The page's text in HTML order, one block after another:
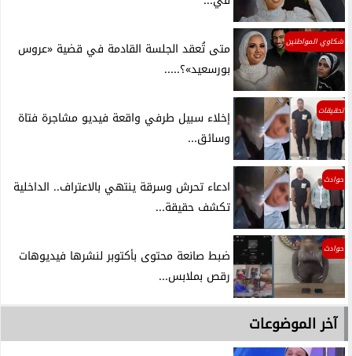
شكاوي المواطنين
متى تُعقد الجلسة القادمة في قضية «عروس
بورسعيد»؟.....
تحقيقات
إخلاء سبيل طرفي واقعة فيديو مشاجرة فتاة
وسائق...
حوادث
ادعاء تحرش وسرقة ينتهي بالاعتراف.. الداخلية
تكشف حقيقة...
حوادث
ضبط صانعة محتوى بأكتوبر لنشرها فيديوهات
رقص بملابس...
آخر الموضوعات